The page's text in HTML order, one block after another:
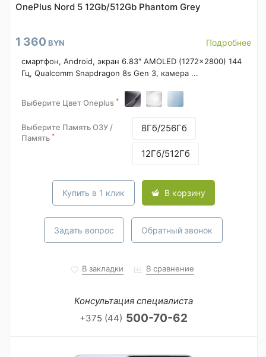
OnePlus Nord 5 12Gb/512Gb Phantom Grey
1 360 BYN Подробнее
смартфон, Android, экран 6.83" AMOLED (1272x2800) 144
Гц, Qualcomm Snapdragon 8s Gen 3, камера ...
Выберите Цвет Oneplus *
Выберите Память ОЗУ /
Память *
8Гб/256Гб
12Гб/512Гб
Купить в 1 клик В корзину
Задать вопрос Обратный звонок
В закладки В сравнение
Консультация специалиста
+375 (44) 500-70-62